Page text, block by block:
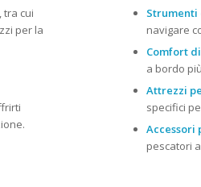
tra cui
per la
Strumenti
navigare
Comfort
a bordo
Attrezzi
specifici
Accessori
pescatori